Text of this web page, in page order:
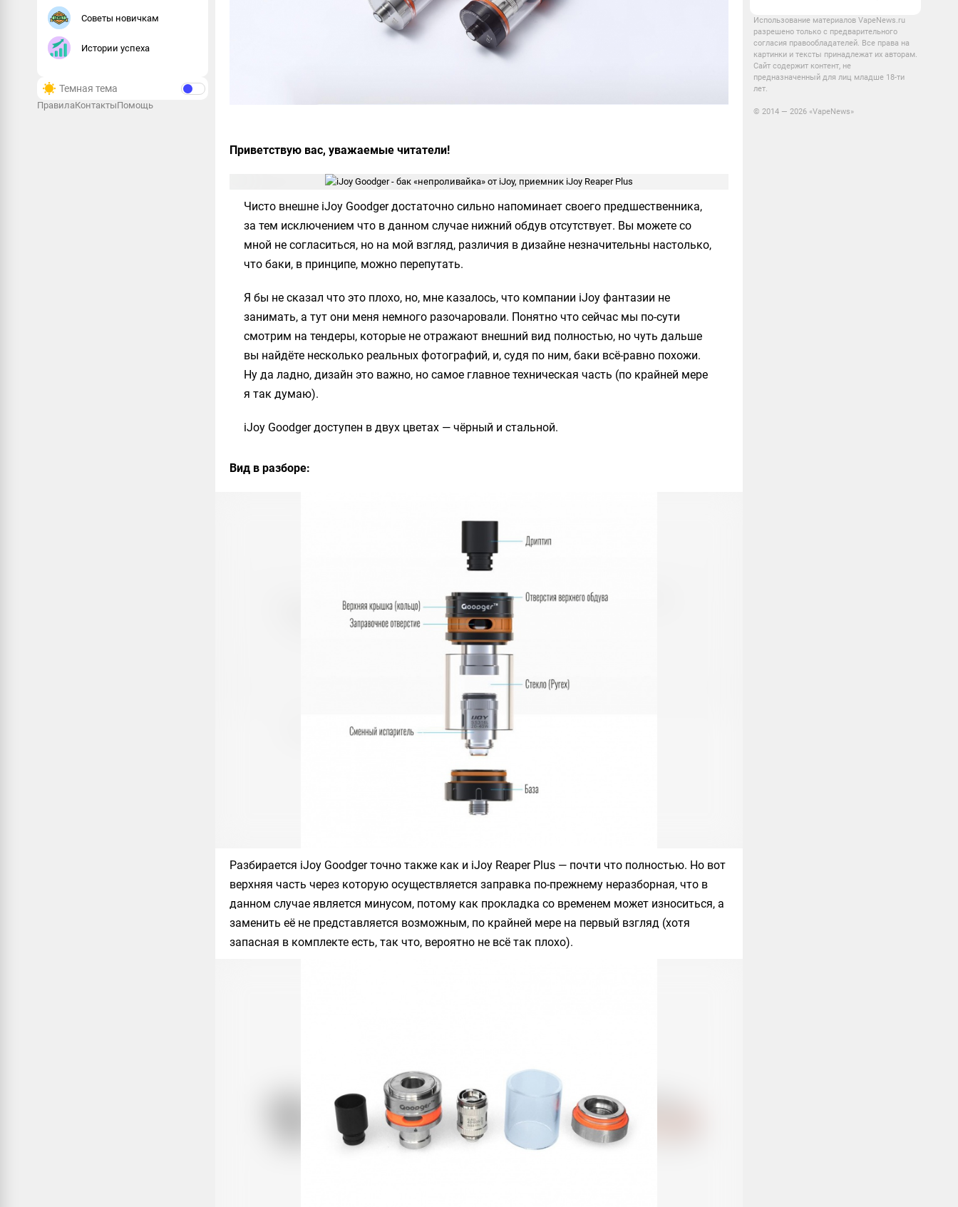
Советы новичкам
Истории успеха
Темная тема
ПравилаКонтактыПомощь
Приветствую вас, уважаемые читатели!
Чисто внешне iJoy Goodgerдостаточно сильно напоминает своего предшественника,
за тем исключением что в данном случае нижний обдув отсутствует. Вы можете со
мной не согласиться, но на мой взгляд, различия в дизайне незначительны настолько,
что баки, в принципе, можно перепутать.
Я бы не сказал что это плохо, но, мне казалось, что компании iJoy фантазии не
занимать, а тут они меня немного разочаровали. Понятно что сейчас мы по-сути
смотрим на тендеры, которые не отражают внешний вид полностью, но чуть дальше
вы найдёте несколько реальных фотографий, и, судя по ним, баки всё-равно похожи.
Ну да ладно, дизайн это важно, но самое главное техническая часть (по крайней мере
я так думаю).
iJoy Goodgerдоступен в двух цветах — чёрный и стальной.
Вид в разборе:
Разбирается iJoy Goodgerточно также как и iJoy Reaper Plus — почти что полностью. Но вот
верхняя часть через которую осуществляется заправка по-прежнему неразборная, что в
данном случае является минусом, потому как прокладка со временем может износиться, а
заменить её не представляется возможным, по крайней мере на первый взгляд (хотя
запасная в комплекте есть, так что, вероятно не всё так плохо).
Использование материалов VapeNews.ru
разрешено только с предварительного
согласия правообладателей. Все права на
картинки и тексты принадлежат их авторам.
Сайт содержит контент, не
предназначенный для лиц младше 18-ти
лет.
© 2014 — 2026 «VapeNews»